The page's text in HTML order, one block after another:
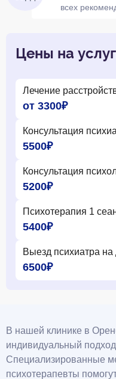
всех
Цены на
Лечение
от 3300₽
Консультация
5500₽
Консультация
5200₽
Психотерапия 1
5400₽
Выезд психиатра на
6500₽
В нашей клинике в
индивидуальный
Специализированные
психотерапевты